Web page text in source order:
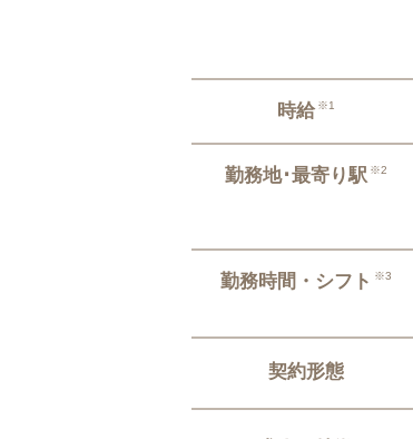
時給 ※1
勤務地･最寄り駅 ※2
勤務時間・シフト ※3
契約形態